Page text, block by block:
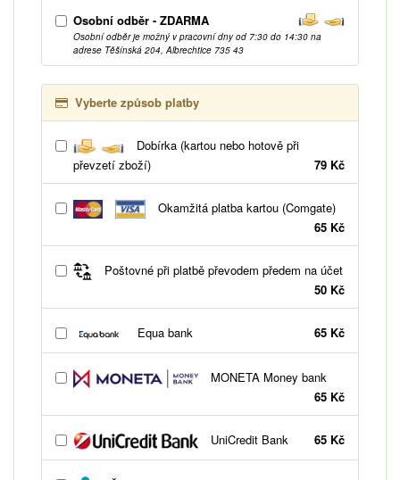
Osobní odběr - ZDARMA
Osobní odběr je možný v pracovní dny od 7:30 do 14:30 na
adrese Těšínská 204, Albrechtice 735 43
Vyberte způsob platby
Dobírka (kartou nebo hotově při
převzetí zboží)
79 Kč
Okamžitá platba kartou (Comgate)
65 Kč
Poštovné při platbě převodem předem na účet
50 Kč
Equa bank 65 Kč
MONETA Money bank
65 Kč
UniCredit Bank 65 Kč